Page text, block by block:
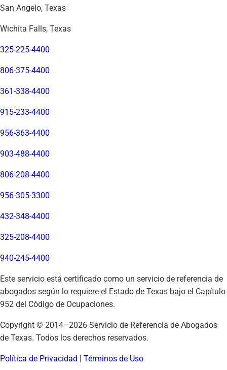
San Angelo, Texas
Wichita Falls, Texas
325-225-4400
806-375-4400
361-338-4400
915-233-4400
956-363-4400
903-488-4400
806-208-4400
956-305-3300
432-348-4400
325-208-4400
940-245-4400
Este servicio está certificado como un servicio de referencia de
abogados según lo requiere el Estado de Texas bajo el Capítulo
952 del Código de Ocupaciones.
Copyright © 2014–2026 Servicio de Referencia de Abogados
de Texas. Todos los derechos reservados.
Política de Privacidad | Términos de Uso